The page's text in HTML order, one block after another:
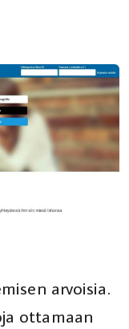
arvoisia.
ottamaan